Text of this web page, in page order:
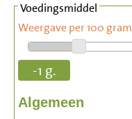
Voedingsmiddel
Weergave per 100 gram
-1 g.
Algemeen